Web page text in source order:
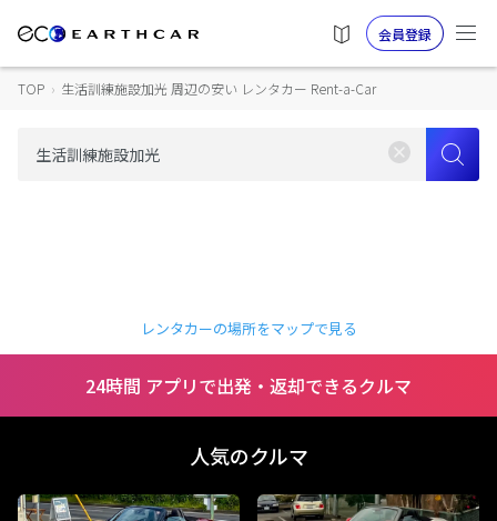
会員登録
TOP › 生活訓練施設加光 周辺の安い レンタカー Rent-a-Car
レンタカーの場所をマップで見る
24時間 アプリで出発・返却できるクルマ
人気のクルマ